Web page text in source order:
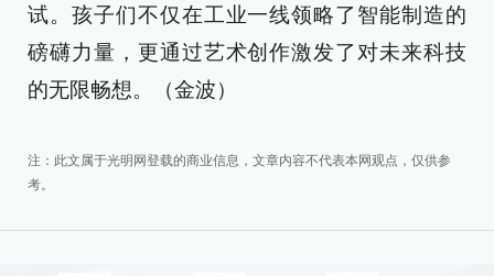
试。孩子们不仅在工业一线领略了智能制造的
磅礴力量，更通过艺术创作激发了对未来科技
的无限畅想。（金波）
注：此文属于光明网登载的商业信息，文章内容不代表本网观点，仅供参
考。